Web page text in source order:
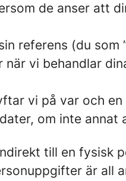
de anser att
referens (du som
vi behandlar
vi på var och
om inte annat
till en fysisk
är all